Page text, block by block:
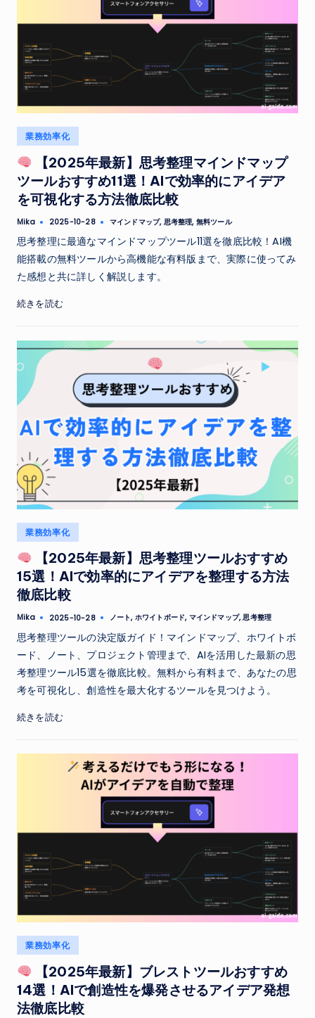
Posted
in
業務効率化
【2025年最新】思考整理マインドマップ
ツールおすすめ11選！AIで効率的にアイデア
を可視化する方法徹底比較
Posted
Mika 2025-10-28
Tags: マインドマップ, 思考整理, 無料ツール
思考整理に最適なマインドマップツール11選を徹底比較！AI機
能搭載の無料ツールから高機能な有料版まで、実際に使ってみ
た感想と共に詳しく解説します。
続きを読む
Posted
in
業務効率化
【2025年最新】思考整理ツールおすすめ
15選！AIで効率的にアイデアを整理する方法
徹底比較
Posted
Mika 2025-10-28
Tags: ノート, ホワイトボード, マインドマップ,思考整理
思考整理ツールの決定版ガイド！マインドマップ、ホワイトボ
ード、ノート、プロジェクト管理まで、AIを活用した最新の思
考整理ツール15選を徹底比較。無料から有料まで、あなたの思
考を可視化し、創造性を最大化するツールを見つけよう。
続きを読む
Posted
in
業務効率化
【2025年最新】ブレストツールおすすめ
14選！AIで創造性を爆発させるアイデア発想
法徹底比較